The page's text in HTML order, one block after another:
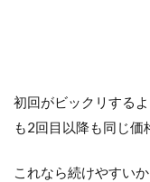
初回がビックリする
も2回目以降も同じ価
これなら続けやすい